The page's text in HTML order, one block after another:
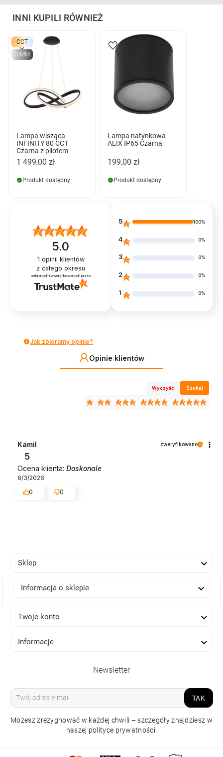
INNI KUPILI RÓWNIEŻ
CCT
DIMM
Lampa wisząca
INFINITY 80 CCT
Czarna z pilotem
1 499,00 zł
Produkt dostępny
Lampa natynkowa
ALIX IP65 Czarna
199,00 zł
Produkt dostępny
5.0
1 opinii klientów
z całego okresu
zebranych i zweryfikowanych przez
5 100%
4 0%
3 0%
2 0%
1 0%
Jak zbieramy opinie?
Opinie klientów
Wyczyść Szukaj
Kamil zweryfikowano
5
Ocena klienta: Doskonale
6/3/2026
0
0
Sklep 
Informacja o sklepie 
Twoje konto 
Informacje 
Newsletter
TAK
Możesz zrezygnować w każdej chwili – szczegóły znajdziesz w
naszej polityce prywatności.